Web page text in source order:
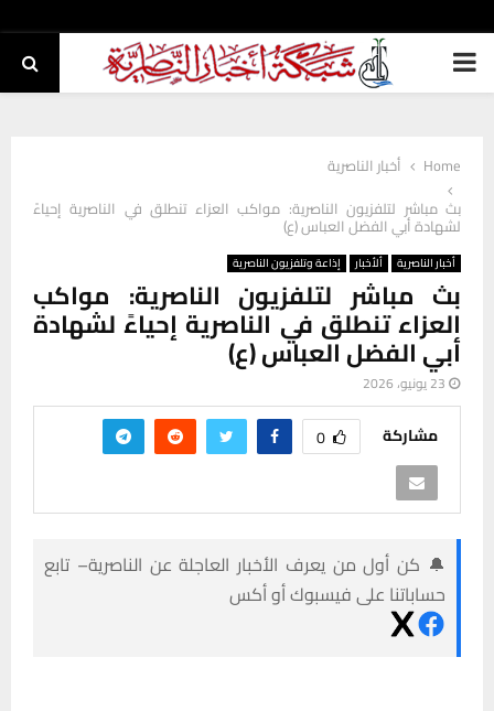
PRIMARY
Home
أخبار الناصرية
بث مباشر لتلفزيون الناصرية: مواكب العزاء تنطلق في الناصرية إحياءً
لشهادة أبي الفضل العباس (ع)
أخبار الناصرية ألأخبار إذاعة وتلفزيون الناصرية
بث مباشر لتلفزيون الناصرية: مواكب
العزاء تنطلق في الناصرية إحياءً لشهادة
أبي الفضل العباس (ع)
23 يونيو، 2026
مشاركة 0
🔔 كن أول من يعرف الأخبار العاجلة عن الناصرية– تابع
حساباتنا على فيسبوك أو أكس